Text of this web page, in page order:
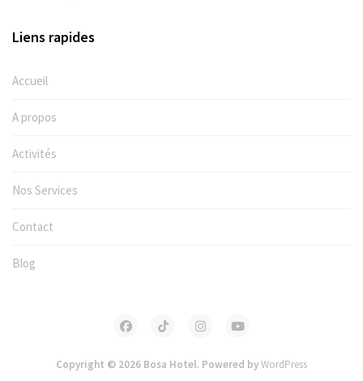
Liens rapides
Accueil
A propos
Activités
Nos Services
Contact
Blog
Copyright © 2026 Bosa Hotel. Powered byWordPress